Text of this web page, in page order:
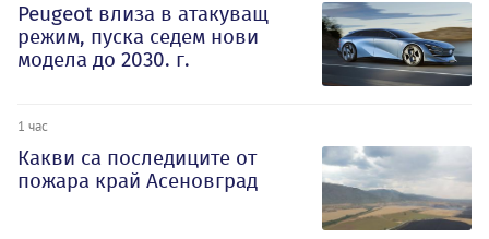
Peugeot влиза в атакуващ
режим, пуска седем нови
модела до 2030. г.
1 час
Какви са последиците от
пожара край Асеновград